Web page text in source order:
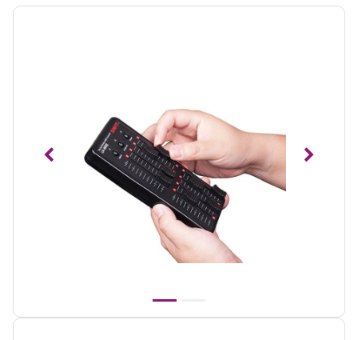
Vorheriges